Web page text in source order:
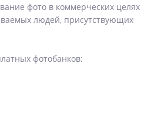
фото в коммерческих целях
людей, присутствующих
фотобанков: